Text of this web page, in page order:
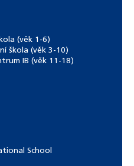
(věk 1-6)
škola (věk 3-10)
IB (věk 11-18)
School